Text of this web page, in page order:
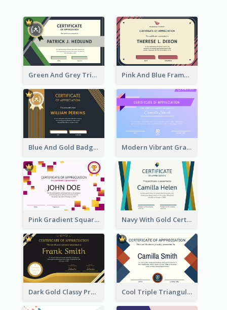
Green And Grey Triangles With Badge Certificate Pink And Blue Frame Company Certificate
Blue And Gold Badge Appreciation Certificate Modern Vibrant Gradient Certificate Design Template
Pink Gradient Squares Certificate Navy With Gold Certificate
Dark Gold Classy Professional Certificate Design Cool Triple Triangular Certificate Design Online